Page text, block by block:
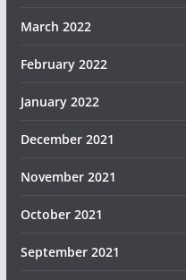
March 2022
February 2022
January 2022
December 2021
November 2021
October 2021
September 2021